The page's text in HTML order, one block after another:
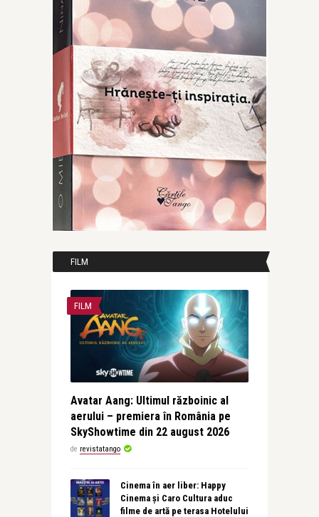
FILM
FILM
Avatar Aang: Ultimul războinic al
aerului – premiera în România pe
SkyShowtime din 22 august 2026
de revistatango
Cinema în aer liber: Happy
Cinema și Caro Cultura aduc
filme de artă pe terasa Hotelului